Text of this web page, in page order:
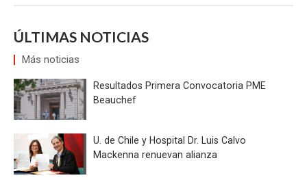
ÚLTIMAS NOTICIAS
Más noticias
Resultados Primera Convocatoria PME
Beauchef
U. de Chile y Hospital Dr. Luis Calvo
Mackenna renuevan alianza